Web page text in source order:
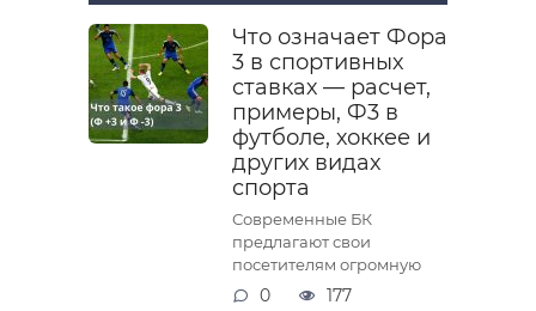
Что означает Фора
3 в спортивных
ставках — расчет,
примеры, Ф3 в
футболе, хоккее и
других видах
спорта
Современные БК
предлагают свои
посетителям огромную
0 177